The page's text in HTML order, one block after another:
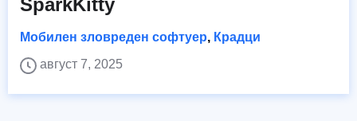
Мобилен зловреден софтуер, Крадци
август 7, 2025